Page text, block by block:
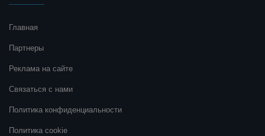
Главная
Партнеры
Реклама на сайте
Связаться с нами
Политика конфиденциальности
Политика cookie